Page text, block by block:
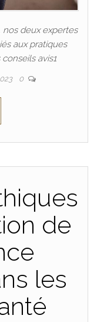
deux expertes
aux pratiques
avis1
0
de
les